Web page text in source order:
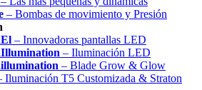
– Bombas de movimiento y Presión
– Innovadoras pantallas LED
– Iluminación LED
– Blade Grow & Glow
Iluminación T5 Customizada & Straton